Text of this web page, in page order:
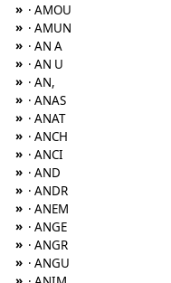
» · AMOU
» · AMUN
» · AN A
» · AN U
» · AN,
» · ANAS
» · ANAT
» · ANCH
» · ANCI
» · AND
» · ANDR
» · ANEM
» · ANGE
» · ANGR
» · ANGU